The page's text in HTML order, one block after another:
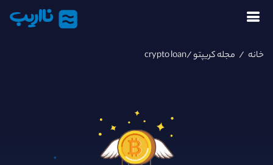
نااریب
خانه / مجله کریپتو/crypto loan